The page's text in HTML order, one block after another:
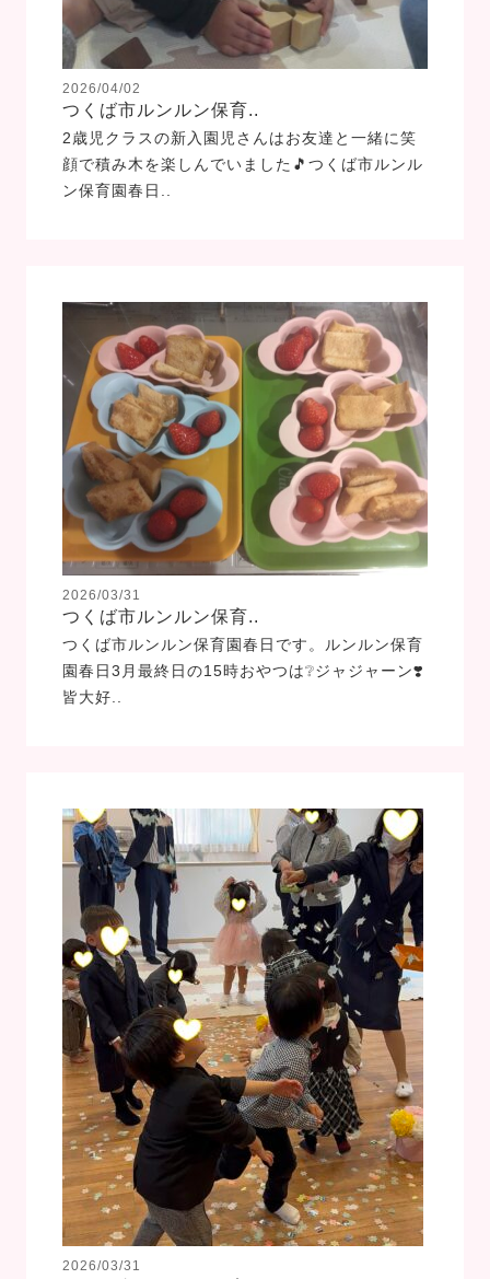
2026/04/02
つくば市ルンルン保育..
2歳児クラスの新入園児さんはお友達と一緒に笑
顔で積み木を楽しんでいました🎵つくば市ルンル
ン保育園春日..
2026/03/31
つくば市ルンルン保育..
つくば市ルンルン保育園春日です。ルンルン保育
園春日3月最終日の15時おやつは❔ジャジャーン❣️
皆大好..
2026/03/31